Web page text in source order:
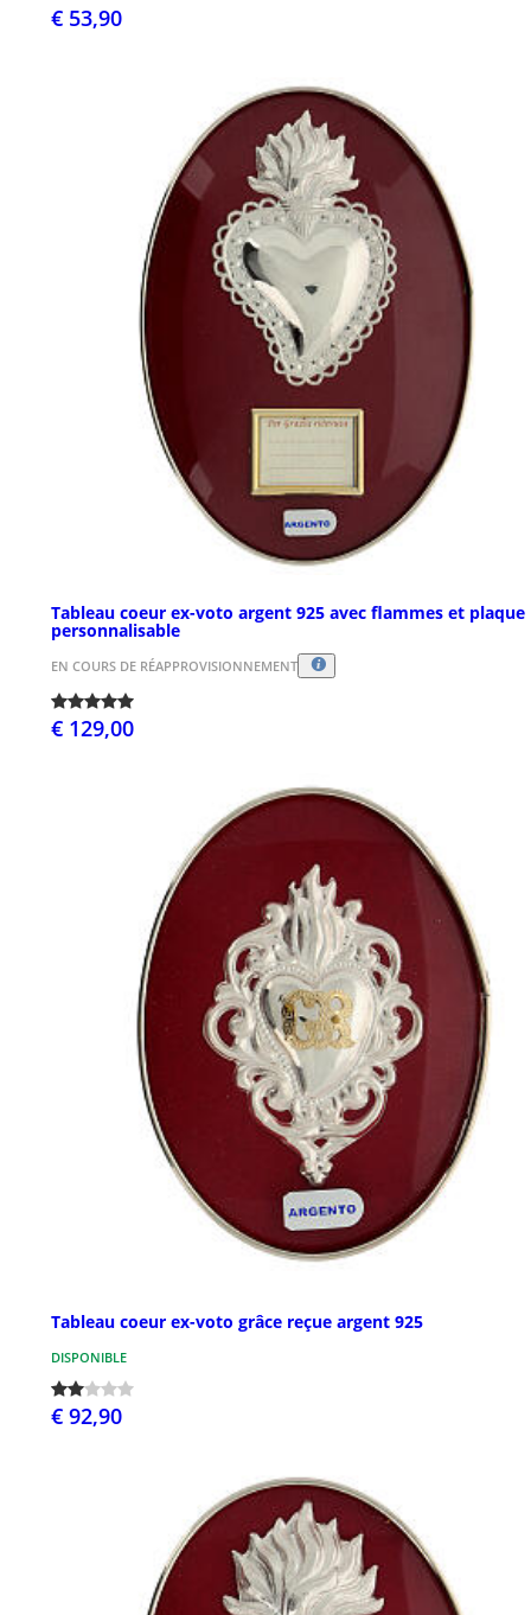
€ 53,90
Tableau coeur ex-voto argent 925 avec flammes et plaque
personnalisable
EN COURS DE RÉAPPROVISIONNEMENT
€ 129,00
Tableau coeur ex-voto grâce reçue argent 925
DISPONIBLE
€ 92,90